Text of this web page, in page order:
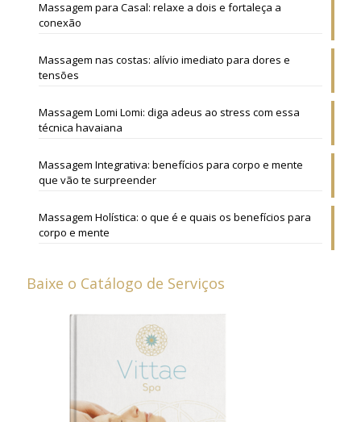
Massagem para Casal: relaxe a dois e fortaleça a
conexão
Massagem nas costas: alívio imediato para dores e
tensões
Massagem Lomi Lomi: diga adeus ao stress com essa
técnica havaiana
Massagem Integrativa: benefícios para corpo e mente
que vão te surpreender
Massagem Holística: o que é e quais os benefícios para
corpo e mente
Baixe o Catálogo de Serviços